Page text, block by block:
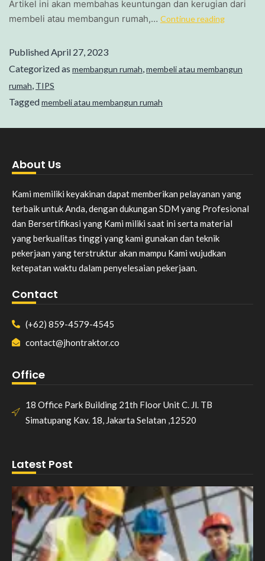
Artikel ini akan membahas keuntungan dan kerugian dari
membeli atau membangun rumah,… Continue reading
PublishedApril 27, 2023
Categorized as membangun rumah,membeli atau membangun
rumah, TIPS
Taggedmembeli atau membangun rumah
About Us
Kami memiliki keyakinan dapat memberikan pelayanan yang
terbaik untuk Anda, dengan dukungan SDM yang Profesional
dan Bersertifikasi yang Kami miliki saat ini serta material
yang berkualitas tinggi yang kami gunakan dan teknik
pekerjaan yang terstruktur akan mampu Kami wujudkan
ketepatan waktu dalam penyelesaian pekerjaan.
Contact
(+62) 859-4579-4545
contact@jhontraktor.co
Office
18 Office Park Building 21th Floor Unit C. Jl. TB
Simatupang Kav. 18, Jakarta Selatan ,12520
Latest Post